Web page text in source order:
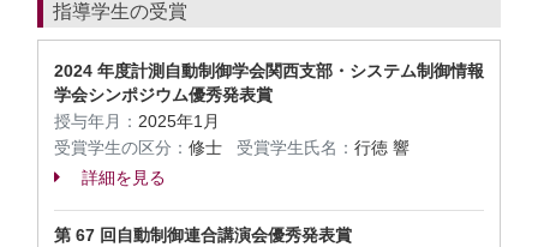
指導学生の受賞
2024 年度計測自動制御学会関西支部・システム制御情報
学会シンポジウム優秀発表賞
授与年月： 2025年1月
受賞学生の区分： 修士 受賞学生氏名： 行徳 響
詳細を見る
第 67 回自動制御連合講演会優秀発表賞